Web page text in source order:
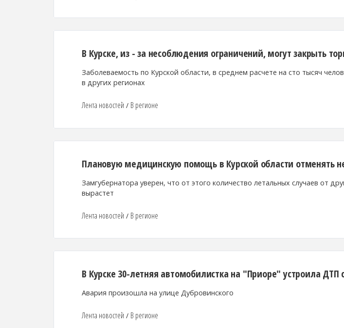
В Курске, из - за несоблюдения ограничений, могут закрыть
Заболеваемость по Курской области, в среднем расчете на сто тысяч
в других регионах
Лента новостей / В регионе
Плановую медицинскую помощь в Курской области отменять
Замгубернатора уверен, что от этого количество летальных случаев от
вырастет
Лента новостей / В регионе
В Курске 30-летняя автомобилистка на "Приоре" устроила
Авария произошла на улице Дубровинского
Лента новостей / В регионе